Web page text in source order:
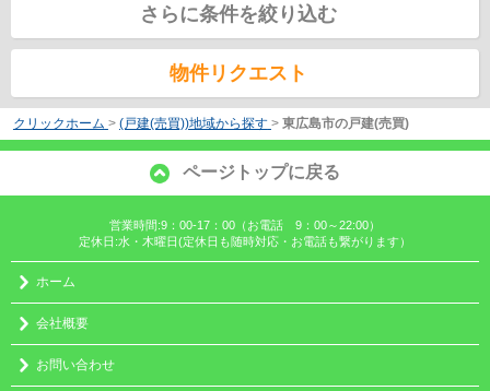
さらに条件を絞り込む
物件リクエスト
クリックホーム > (戸建(売買))地域から探す > 東広島市の戸建(売買)
ページトップに戻る
営業時間:9：00-17：00（お電話 9：00～22:00）
定休日:水・木曜日(定休日も随時対応・お電話も繋がります）
ホーム
会社概要
お問い合わせ